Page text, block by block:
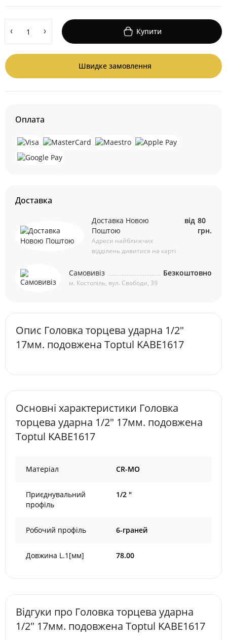
Купити
Швидке замовлення
Оплата
Доставка
Доставка Новою
Поштою
Адреси найближчих
відділень дивитися на карті
від 80
грн.
Самовивіз
м. Костопіль, вул. Свободи, 39
Безкоштовно
Опис Головка торцева ударна 1/2"
17мм. подовжена Toptul KABE1617
Основні характеристики Головка
торцева ударна 1/2" 17мм. подовжена
Toptul KABE1617
Матеріал CR-MO
Приєднувальний
профіль
1/2 "
Робочий профіль 6-граней
Довжина L.1[мм] 78.00
Відгуки про Головка торцева ударна
1/2" 17мм. подовжена Toptul KABE1617